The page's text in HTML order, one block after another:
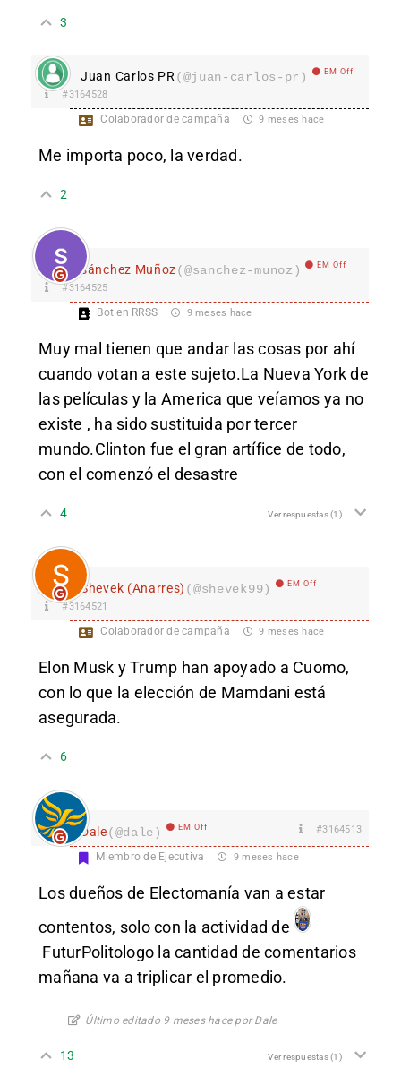
3
Juan Carlos PR (@juan-carlos-pr) EM Off
#3164528
Colaborador de campaña 9 meses hace
Me importa poco, la verdad.
2
sánchez Muñoz(@sanchez-munoz) EM Off
#3164525
Bot en RRSS 9 meses hace
Muy mal tienen que andar las cosas por ahí
cuando votan a este sujeto.La Nueva York de
las películas y la America que veíamos ya no
existe , ha sido sustituida por tercer
mundo.Clinton fue el gran artífice de todo,
con el comenzó el desastre
4 Ver respuestas(1)
Shevek (Anarres) (@shevek99) EM Off
#3164521
Colaborador de campaña 9 meses hace
Elon Musk y Trump han apoyado a Cuomo,
con lo que la elección de Mamdani está
asegurada.
6
Dale(@dale) EM Off #3164513
Miembro de Ejecutiva 9 meses hace
Los dueños de Electomanía van a estar
contentos, solo con la actividad de
FuturPolitologo la cantidad de comentarios
mañana va a triplicar el promedio.
Último editado 9 meses hace por Dale
13 Ver respuestas(1)